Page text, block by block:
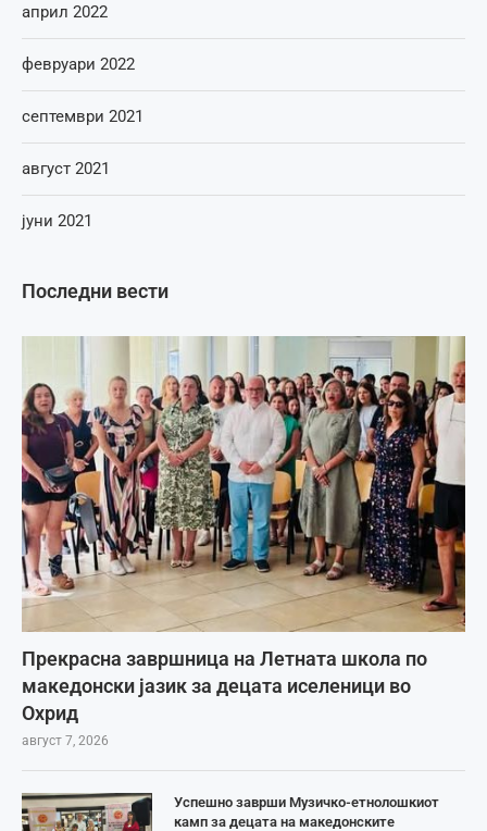
Последни вести
Прекрасна завршница на Летната школа по
македонски јазик за децата иселеници во
Охрид
август 7, 2026
Успешно заврши Музичко-етнолошкиот
камп за децата на македонските
април 2022
февруари 2022
септември 2021
август 2021
јуни 2021